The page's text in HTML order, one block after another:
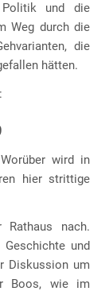
und die
Weg durch die
die
hätten.
wird in
hier strittige
nach.
und
Diskussion um
Boos, wie im